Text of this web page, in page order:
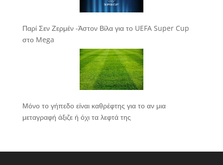
Παρί Σεν Ζερμέν -Άστον Βίλα για το UEFA Super Cup
στο Mega
Μόνο το γήπεδο είναι καθρέφτης για το αν μια
μεταγραφή άξιζε ή όχι τα λεφτά της